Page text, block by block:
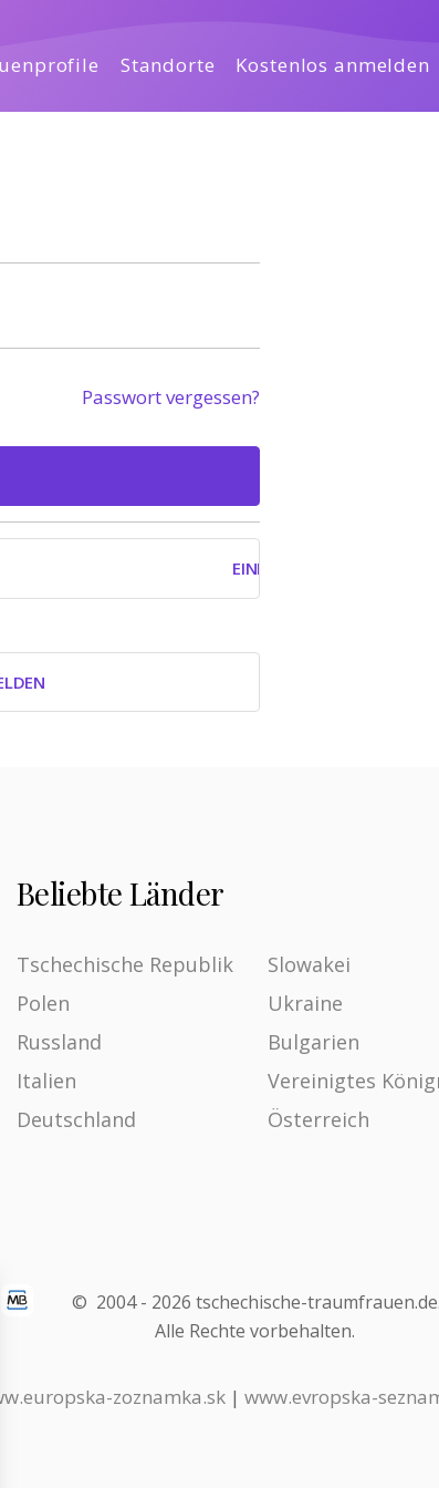
Standorte Kostenlos anmelden
Passwort vergessen?
EINLOGGEN MIT GOOGLE
Beliebte Länder
Tschechische Republik
Polen
Russland
Italien
Deutschland
Slowakei
Ukraine
Bulgarien
Vereinigtes
Österreich
© 2004 - 2026 tschechische-traumfrauen.de.
Alle Rechte vorbehalten.
zoznamka.sk | www.evropska-